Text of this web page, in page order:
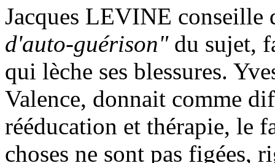
Jacques LEVINE
d'auto-guérison"du sujet,
qui lèche ses blessures.
Valence, donnait comme
rééducation et thérapie, le
choses ne sont pas figées,